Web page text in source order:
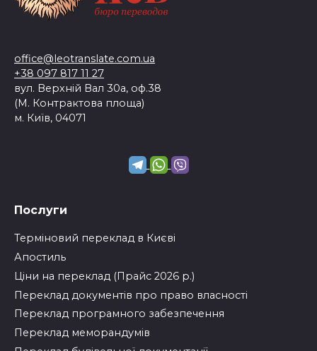
office@leotranslate.com.ua
+38 097 817 11 27
вул. Верхній Вал 30а, оф.38
(М. Контрактова площа)
м. Київ, 04071
Послуги
Терміновий переклад в Києві
Апостиль
Ціни на переклад (Прайс 2026 р.)
Переклад документів про право власності
Переклад програмного забезпечення
Переклад меморандумів